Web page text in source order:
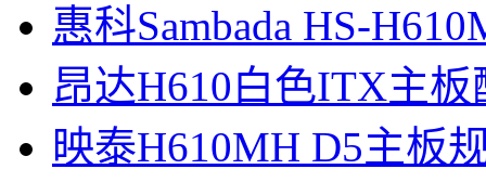
惠科Sambada HS-
昂达H610白色ITX主板
映泰H610MH D5主板